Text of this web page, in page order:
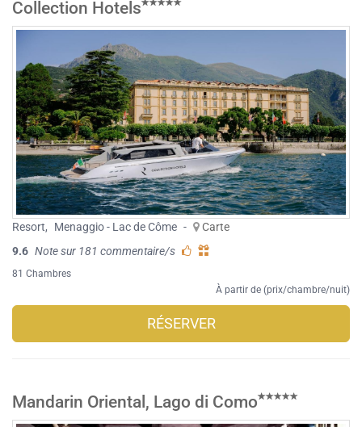
Collection Hotels
Resort, Menaggio - Lac de Côme -
Carte
9.6 Note sur 181 commentaire/s
81 Chambres
À partir de (prix/chambre/nuit)
RÉSERVER
Mandarin Oriental, Lago di Como